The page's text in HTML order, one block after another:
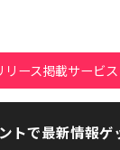
リース掲載サービス
トで最新情報ゲ